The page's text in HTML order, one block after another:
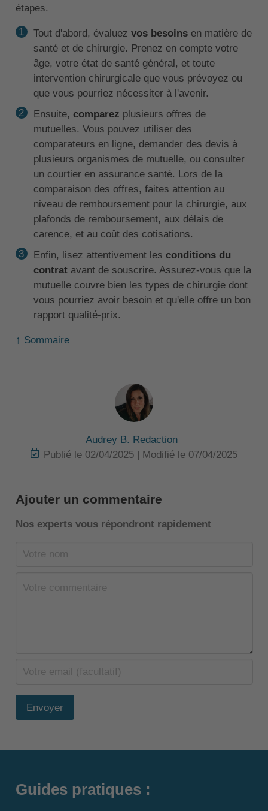
étapes.
Tout d'abord, évaluez vos besoinsen matière de
santé et de chirurgie. Prenez en compte votre
âge, votre état de santé général, et toute
intervention chirurgicale que vous prévoyez ou
que vous pourriez nécessiter à l'avenir.
Ensuite, comparez plusieurs offres de
mutuelles. Vous pouvez utiliser des
comparateurs en ligne, demander des devis à
plusieurs organismes de mutuelle, ou consulter
un courtier en assurance santé. Lors de la
comparaison des offres, faites attention au
niveau de remboursement pour la chirurgie, aux
plafonds de remboursement, aux délais de
carence, et au coût des cotisations.
Enfin, lisez attentivement les conditions du
contrat avant de souscrire. Assurez-vous que la
mutuelle couvre bien les types de chirurgie dont
vous pourriez avoir besoin et qu'elle offre un bon
rapport qualité-prix.
↑ Sommaire
Audrey B. Redaction
Publié le 02/04/2025 | Modifié le 07/04/2025
Ajouter un commentaire
Nos experts vous répondront rapidement
Envoyer
Guides pratiques :